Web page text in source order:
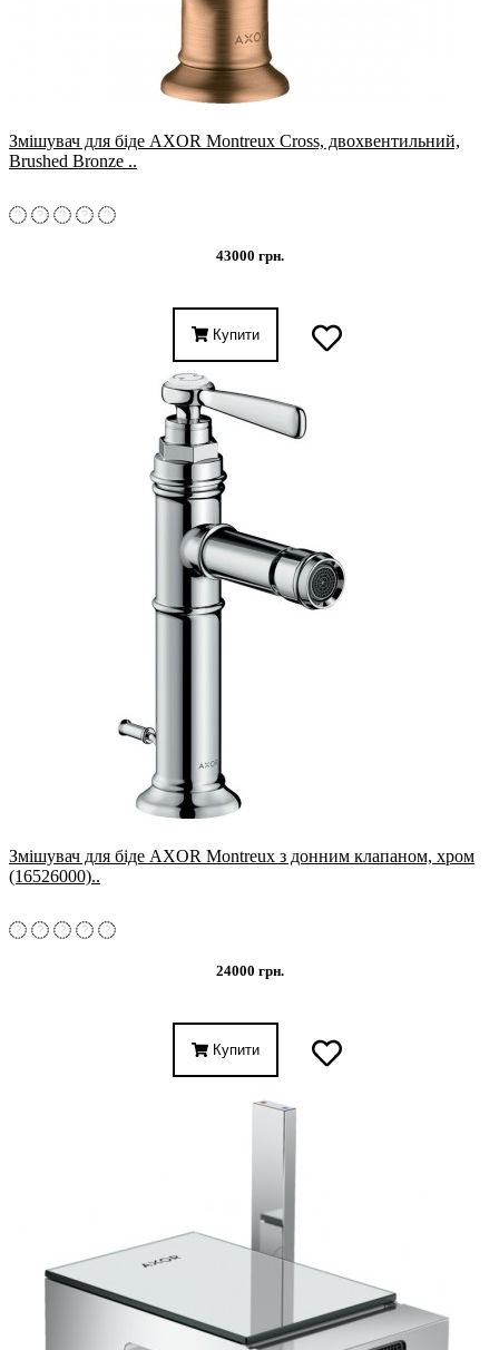
Змішувач для біде AXOR Montreux Cross, двохвентильний,
Brushed Bronze ..
43000 грн.
Купити
Змішувач для біде AXOR Montreux з донним клапаном, хром
(16526000)..
24000 грн.
Купити